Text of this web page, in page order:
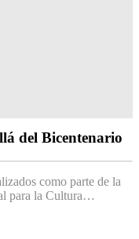
del Bicentenario
como parte de la
para la Cultura…